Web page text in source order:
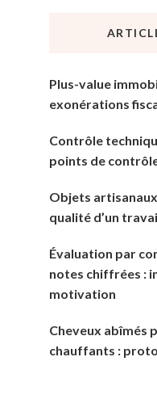
Plus-value
exonérations
Contrôle
points de
Objets
qualité d’un
Évaluation par
notes chiffrées :
motivation
Cheveux abîmés
chauffants :